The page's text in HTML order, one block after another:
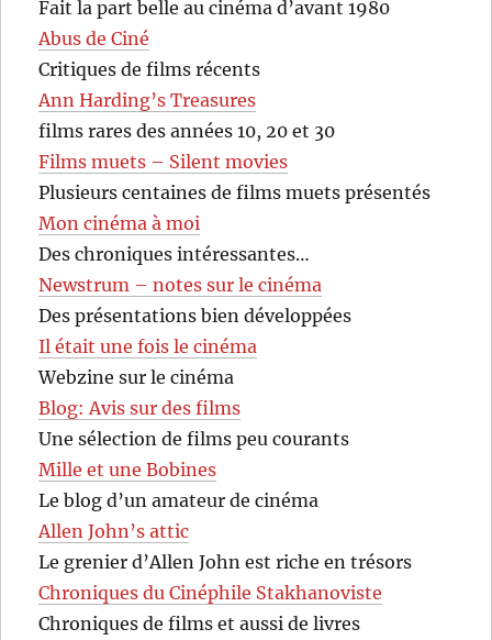
Fait la part belle au cinéma d’avant 1980
Abus de Ciné
Critiques de films récents
Ann Harding’s Treasures
films rares des années 10, 20 et 30
Films muets – Silent movies
Plusieurs centaines de films muets présentés
Mon cinéma à moi
Des chroniques intéressantes…
Newstrum – notes sur le cinéma
Des présentations bien développées
Il était une fois le cinéma
Webzine sur le cinéma
Blog: Avis sur des films
Une sélection de films peu courants
Mille et une Bobines
Le blog d’un amateur de cinéma
Allen John’s attic
Le grenier d’Allen John est riche en trésors
Chroniques du Cinéphile Stakhanoviste
Chroniques de films et aussi de livres